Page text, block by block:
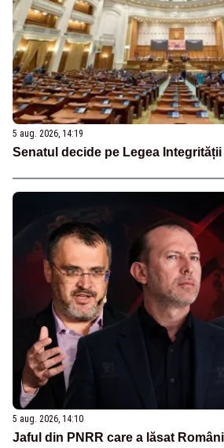
5 aug. 2026, 14:19
Senatul decide pe Legea Integrității
5 aug. 2026, 14:10
Jaful din PNRR care a lăsat